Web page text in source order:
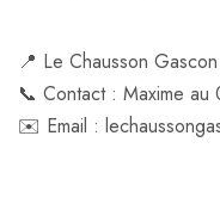
📍 Le Chausson
📞 Contact : Maxime
✉️ Email :